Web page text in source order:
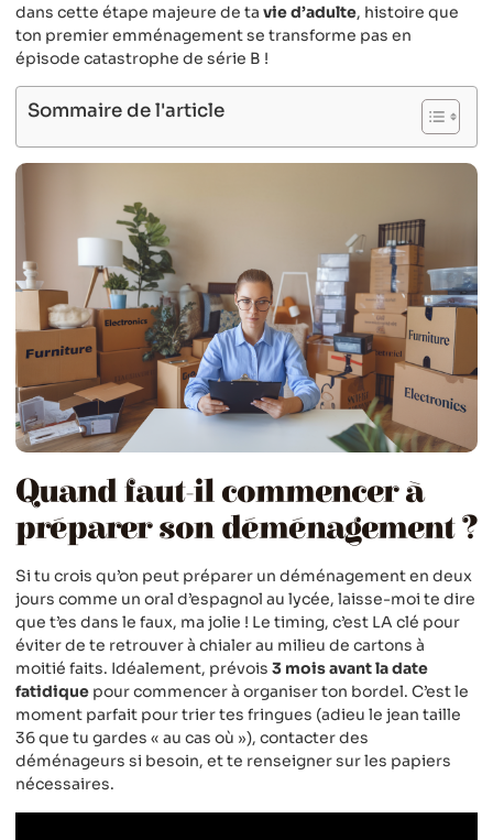
dans cette étape majeure de ta vie d’adulte, histoire que
ton premier emménagement se transforme pas en
épisode catastrophe de série B !
Sommaire de l'article
Quand faut-il commencer à
préparer son déménagement ?
Si tu crois qu’on peut préparer un déménagement en deux
jours comme un oral d’espagnol au lycée, laisse-moi te dire
que t’es dans le faux, ma jolie ! Le timing, c’est LA clé pour
éviter de te retrouver à chialer au milieu de cartons à
moitié faits. Idéalement, prévois 3 mois avant la date
fatidique pour commencer à organiser ton bordel. C’est le
moment parfait pour trier tes fringues (adieu le jean taille
36 que tu gardes « au cas où »), contacter des
déménageurs si besoin, et te renseigner sur les papiers
nécessaires.